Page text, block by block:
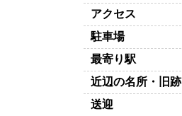
アクセス
駐車場
最寄り駅
近辺の名所・旧跡
送迎